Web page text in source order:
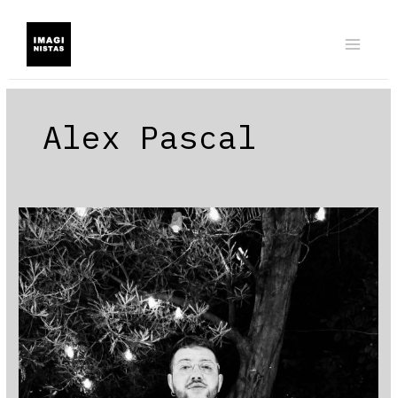
contenido
Alex Pascal